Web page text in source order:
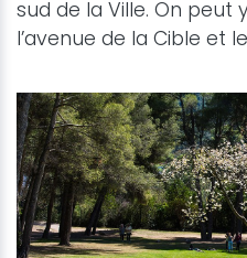
sud de la Ville. On peut
l’avenue de la Cible et